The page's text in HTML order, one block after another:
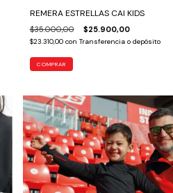
REMERA ESTRELLAS CAI KIDS
$35.000,00 $25.900,00
$23.310,00 con Transferencia o depósito
COMPRAR